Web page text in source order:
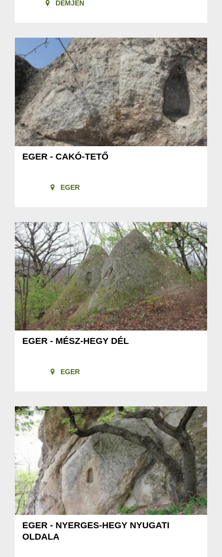
DEMJÉN
EGER - CAKÓ-TETŐ
EGER
EGER - MÉSZ-HEGY DÉL
EGER
EGER - NYERGES-HEGY NYUGATI
OLDALA